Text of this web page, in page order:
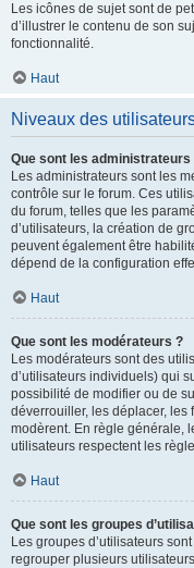
Les icônes de sujet sont de
d’illustrer le contenu de son
fonctionnalité.
Haut
Niveaux des
Que sont les administrateurs
Les administrateurs sont les
contrôle sur le forum. Ces
du forum, telles que les
d’utilisateurs, la création de
peuvent également être
dépend de la configuration
Haut
Que sont les modérateurs ?
Les modérateurs sont des
d’utilisateurs individuels) qui
possibilité de modifier ou de
déverrouiller, les déplacer, les
modèrent. En règle générale,
utilisateurs respectent les
Haut
Que sont les groupes
Les groupes d’utilisateurs
regrouper plusieurs